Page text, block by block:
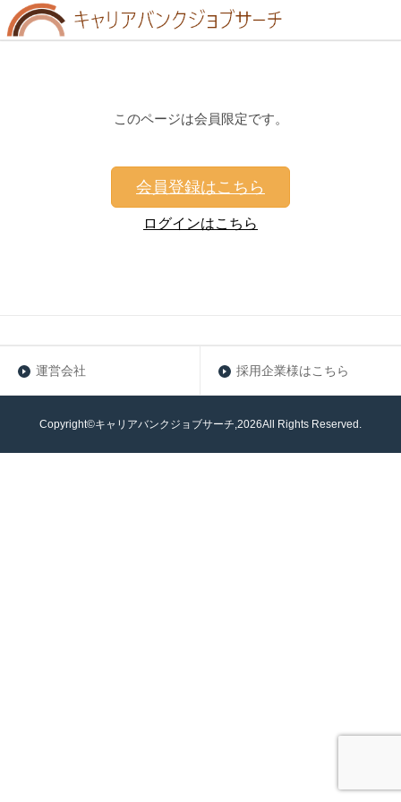
このページは会員限定です。
会員登録はこちら
ログインはこちら
運営会社 採用企業様はこちら
Copyright©キャリアバンクジョブサーチ,2026All Rights Reserved.